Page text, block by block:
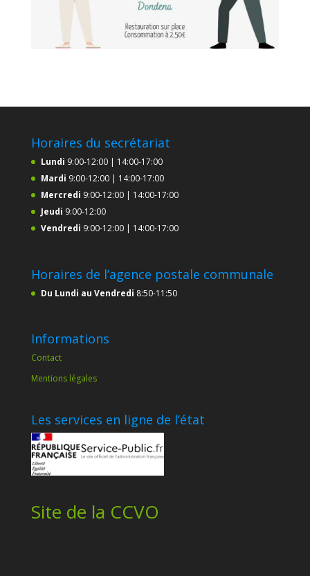
Horaires du secrétariat
Lundi 9:00-12:00 | 14:00-17:00
Mardi 9:00-12:00 | 14:00-17:00
Mercredi 9:00-12:00 | 14:00-17:00
Jeudi 9:00-12:00
Vendredi 9:00-12:00 | 14:00-17:00
Horaires de l’agence postale communale
Du Lundi au Vendredi 8:50-11:50
Informations
Contact
Mentions légales
Les services en ligne de l’état
Site de la CCVO